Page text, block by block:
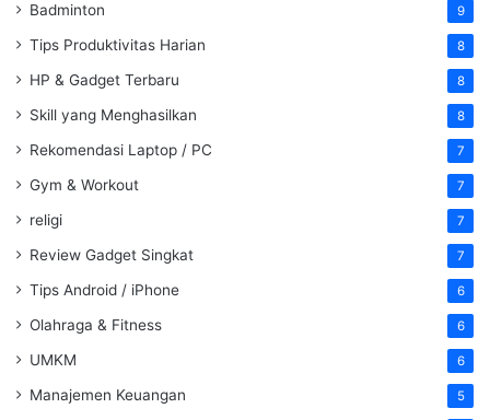
Badminton 9
Tips Produktivitas Harian 8
HP & Gadget Terbaru 8
Skill yang Menghasilkan 8
Rekomendasi Laptop / PC 7
Gym & Workout 7
religi 7
Review Gadget Singkat 7
Tips Android / iPhone 6
Olahraga & Fitness 6
UMKM 6
Manajemen Keuangan 5